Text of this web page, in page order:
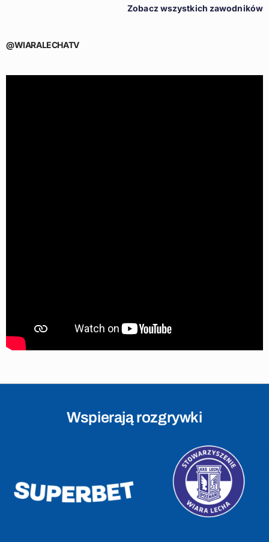
Zobacz wszystkich zawodników
@WIARALECHATV
Wspierają rozgrywki